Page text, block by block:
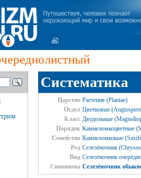
Систематика
Царство Растения (Plantae)
Отдел Цветковые
Класс Двудольные
Порядок Камнеломкоцветные
Семейство Камнеломковые
Род Селезёночник
Вид Селезёночник
Синонимы Селезёночник